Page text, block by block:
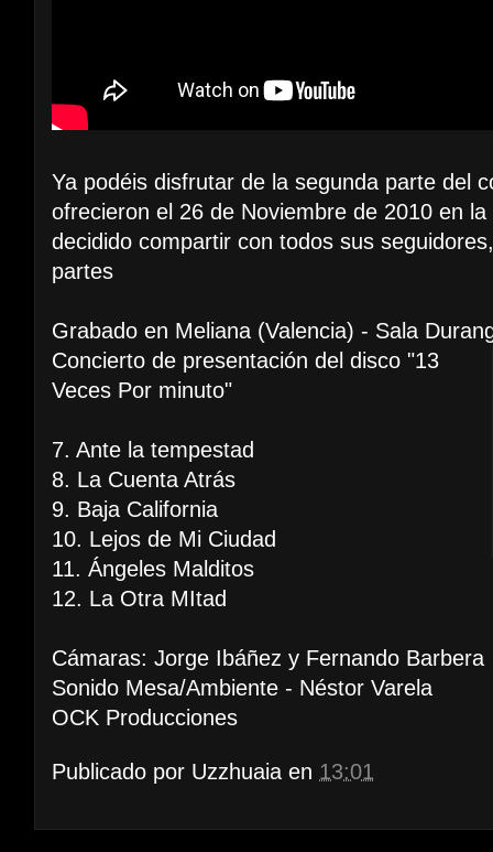
Ya podéis disfrutar de la segunda parte del
ofrecieron el 26 de Noviembre de 2010 en
decidido compartir con todos sus
partes
Grabado en Meliana (Valencia) - Sala
Concierto de presentación del disco "13
Veces Por minuto"
7. Ante la tempestad
8. La Cuenta Atrás
9. Baja California
10. Lejos de Mi Ciudad
11. Ángeles Malditos
12. La Otra MItad
Cámaras: Jorge Ibáñez y Fernando Barbera
Sonido Mesa/Ambiente - Néstor Varela
OCK Producciones
Publicado por Uzzhuaia en 13:01